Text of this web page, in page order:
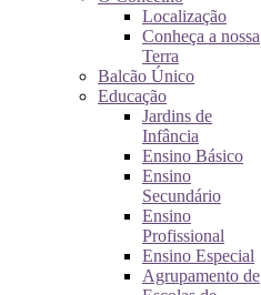
Localização
Conheça a nossa
Terra
Balcão Único
Educação
Jardins de
Infância
Ensino Básico
Ensino
Secundário
Ensino
Profissional
Ensino Especial
Agrupamento de